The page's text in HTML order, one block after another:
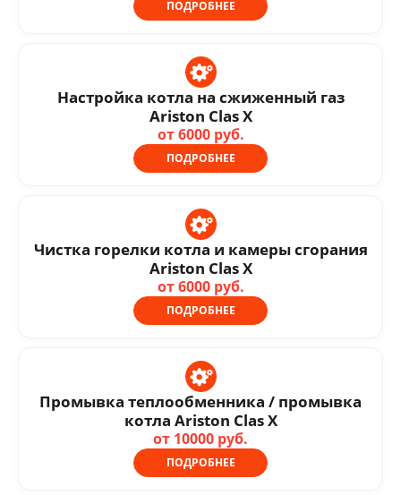
ПОДРОБНЕЕ
Настройка котла на сжиженный газ
Ariston Clas X
от 6000 руб.
ПОДРОБНЕЕ
Чистка горелки котла и камеры сгорания
Ariston Clas X
от 6000 руб.
ПОДРОБНЕЕ
Промывка теплообменника / промывка
котла Ariston Clas X
от 10000 руб.
ПОДРОБНЕЕ